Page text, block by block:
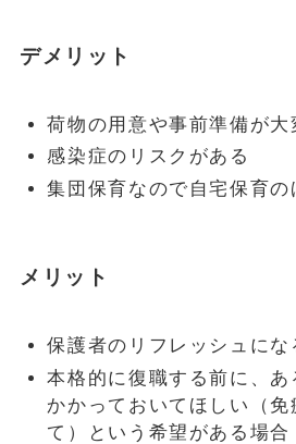
デメリット
荷物の用意や事前準備が大
感染症のリスクがある
集団保育なので自宅保育の
メリット
保護者のリフレッシュにな
本格的に復職する前に、あ
かかっておいてほしい（免
て）という希望がある場合